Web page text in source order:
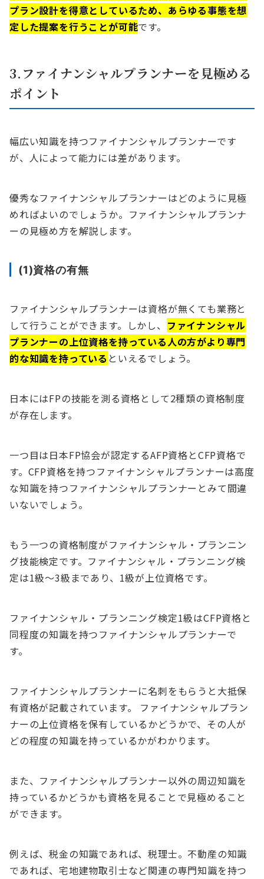
プラン設計を得意としているため、あらゆる事態を想
定した提案を行うことが可能です。
3.ファイナンシャルプランナーを見極める
ポイント
幅広い知識を持つファイナンシャルプランナーです
が、人によって能力には差があります。
優秀なファイナンシャルプランナーはどのように見極
めればよいのでしょうか。ファイナンシャルプランナ
ーの見極め方を解説します。
(1)資格の有無
ファイナンシャルプランナーは資格が無くても業務と
して行うことができます。しかし、 ファイナンシャル
プランナーの上位資格を持っている人の方がより専門
的な知識を持っている といえるでしょう。
日本にはFPの技能を測る資格として2種類の資格制度
が存在します。
一つ目は日本FP協会が認定するAFP資格とCFP資格で
す。CFP資格を持つファイナンシャルプランナーは高度
な知識を持つファイナンシャルプランナーとみて間違
いないでしょう。
もう一つの資格制度がファイナンシャル・プランニン
グ技能検定です。ファイナンシャル・プランニング検
定は1級～3級まであり、1級が上位資格です。
ファイナンシャル・プランニング検定1級はCFP資格と
同程度の知識を持つファイナンシャルプランナーで
す。
ファイナンシャルプランナーに名刺をもらうと大抵保
有資格が記載されています。 ファイナンシャルプラン
ナーの上位資格を保有しているかどうかで、その人が
どの程度の知識を持っているかがわかります。
また、ファイナンシャルプランナー以外の周辺知識を
持っているかどうかも資格を見ることで見極めること
ができます。
例えば、税金の知識であれば、税理士。不動産の知識
であれば、宅地建物取引士など関連の専門知識を持つ